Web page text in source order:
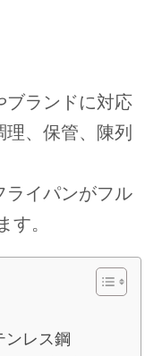
ブランドに対応
、保管、陳列
ライパンがフル
す。
ンレス鋼